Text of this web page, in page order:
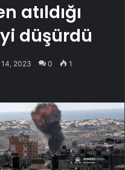
atıldığı
düşürdü
14, 2023 0 1